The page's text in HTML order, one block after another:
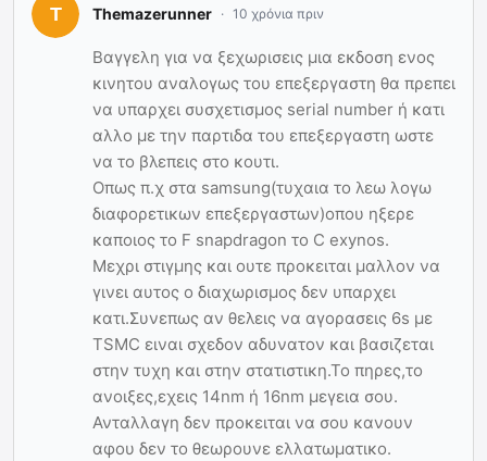
Themazerunner 10 χρόνια πριν
Βαγγελη για να ξεχωρισεις μια εκδοση ενος
κινητου αναλογως του επεξεργαστη θα πρεπει
να υπαρχει συσχετισμος serial number ή κατι
αλλο με την παρτιδα του επεξεργαστη ωστε
να το βλεπεις στο κουτι.
Οπως π.χ στα samsung(τυχαια το λεω λογω
διαφορετικων επεξεργαστων)οπου ηξερε
καποιος το F snapdragon το C exynos.
Μεχρι στιγμης και ουτε προκειται μαλλον να
γινει αυτος ο διαχωρισμος δεν υπαρχει
κατι.Συνεπως αν θελεις να αγορασεις 6s με
TSMC ειναι σχεδον αδυνατον και βασιζεται
στην τυχη και στην στατιστικη.Το πηρες,το
ανοιξες,εχεις 14nm ή 16nm μεγεια σου.
Ανταλλαγη δεν προκειται να σου κανουν
αφου δεν το θεωρουνε ελλατωματικο.